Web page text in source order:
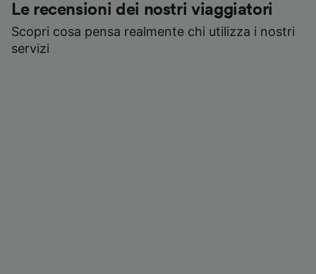
Le recensioni dei nostri viaggiatori
Scopri cosa pensa realmente chi utilizza i nostri
servizi